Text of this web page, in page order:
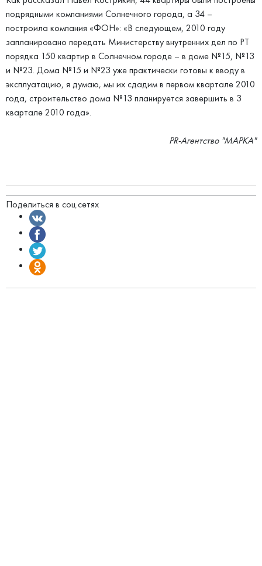
подрядными компаниями Солнечного города, а 34 –
построила компания «ФОН»: «В следующем, 2010 году
запланировано передать Министерству внутренних дел по РТ
порядка 150 квартир в Солнечном городе – в доме №15, №13
и №23. Дома №15 и №23 уже практически готовы к вводу в
эксплуатацию, я думаю, мы их сдадим в первом квартале 2010
года, строительство дома №13 планируется завершить в 3
квартале 2010 года».
PR-Агентство "МАРКА"
Поделиться в соц.сетях